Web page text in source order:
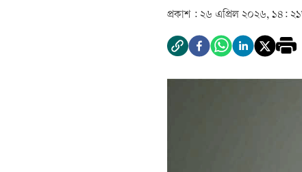
প্রকাশ : ২৬ এপ্রিল ২০২৬, ১৪: ২১